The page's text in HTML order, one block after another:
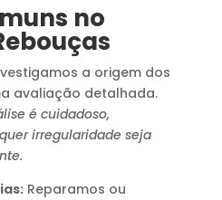
no
a origem dos
avaliação detalhada.
é cuidadoso,
irregularidade seja
Reparamos ou